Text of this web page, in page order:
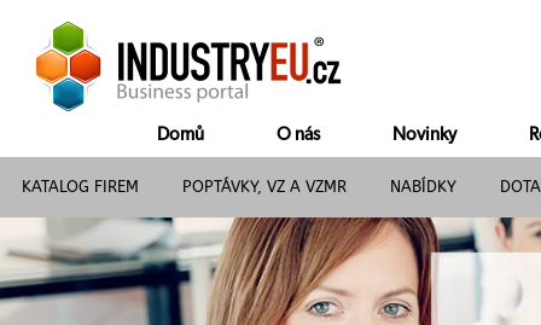
Domů O nás Novinky
KATALOG FIREM POPTÁVKY, VZ A VZMR NABÍDKY